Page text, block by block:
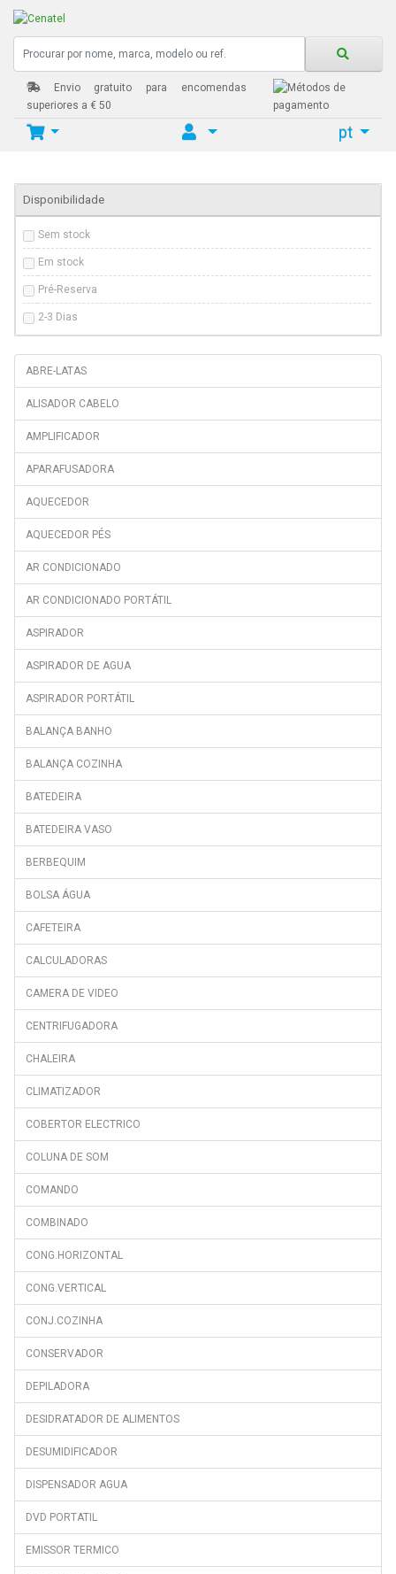
Envio gratuito para encomendas
superiores a € 50
pt
Disponibilidade
Sem stock
Em stock
Pré-Reserva
2-3 Dias
ABRE-LATAS
ALISADOR CABELO
AMPLIFICADOR
APARAFUSADORA
AQUECEDOR
AQUECEDOR PÉS
AR CONDICIONADO
AR CONDICIONADO PORTÁTIL
ASPIRADOR
ASPIRADOR DE AGUA
ASPIRADOR PORTÁTIL
BALANÇA BANHO
BALANÇA COZINHA
BATEDEIRA
BATEDEIRA VASO
BERBEQUIM
BOLSA ÁGUA
CAFETEIRA
CALCULADORAS
CAMERA DE VIDEO
CENTRIFUGADORA
CHALEIRA
CLIMATIZADOR
COBERTOR ELECTRICO
COLUNA DE SOM
COMANDO
COMBINADO
CONG.HORIZONTAL
CONG.VERTICAL
CONJ.COZINHA
CONSERVADOR
DEPILADORA
DESIDRATADOR DE ALIMENTOS
DESUMIDIFICADOR
DISPENSADOR AGUA
DVD PORTATIL
EMISSOR TERMICO